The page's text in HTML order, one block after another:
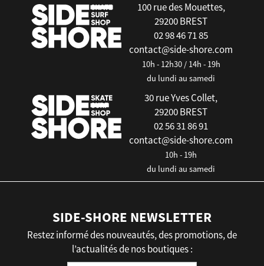
100 rue des Mouettes,
29200 BREST
02 98 46 71 85
contact@side-shore.com
10h - 12h30 / 14h - 19h
du lundi au samedi
30 rue Yves Collet,
29200 BREST
02 56 31 86 91
contact@side-shore.com
10h - 19h
du lundi au samedi
SIDE-SHORE NEWSLETTER
Restez informé des nouveautés, des promotions, de
l’actualités de nos boutiques :